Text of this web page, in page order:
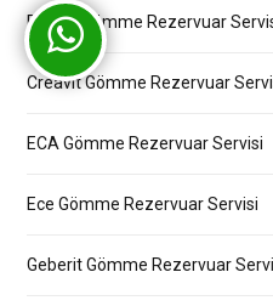
Bocchi Gömme Rezervuar
Creavit Gömme Rezervuar
ECA Gömme Rezervuar Servisi
Ece Gömme Rezervuar Servisi
Geberit Gömme Rezervuar